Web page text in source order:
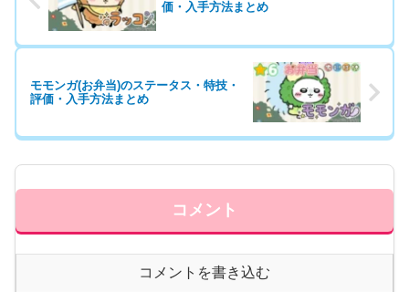
価・入手方法まとめ
モモンガ(お弁当)のステータス・特技・
評価・入手方法まとめ
コメント
コメントを書き込む